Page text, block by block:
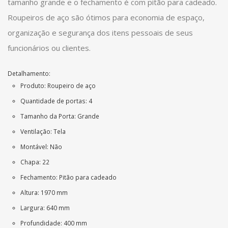
tamanho grande e o fechamento é com pitão para cadeado.
Roupeiros de aço são ótimos para economia de espaço,
organização e segurança dos itens pessoais de seus
funcionários ou clientes.
Detalhamento:
Produto: Roupeiro de aço
Quantidade de portas: 4
Tamanho da Porta: Grande
Ventilação: Tela
Montável: Não
Chapa: 22
Fechamento: Pitão para cadeado
Altura: 1970 mm
Largura: 640 mm
Profundidade: 400 mm